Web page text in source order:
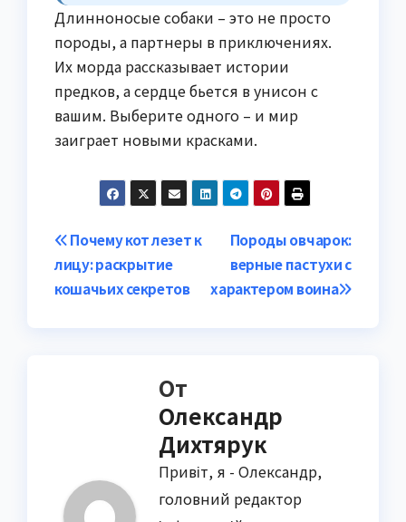
Длинноносые собаки – это не просто
породы, а партнеры в приключениях.
Их морда рассказывает истории
предков, а сердце бьется в унисон с
вашим. Выберите одного – и мир
заиграет новыми красками.
Навигация
по
Породы овчарок:
верные пастухи с
характером воина
Почему кот лезет к
лицу: раскрытие
кошачьих секретов
От
Олександр
Дихтярук
Привіт, я - Олександр,
головний редактор